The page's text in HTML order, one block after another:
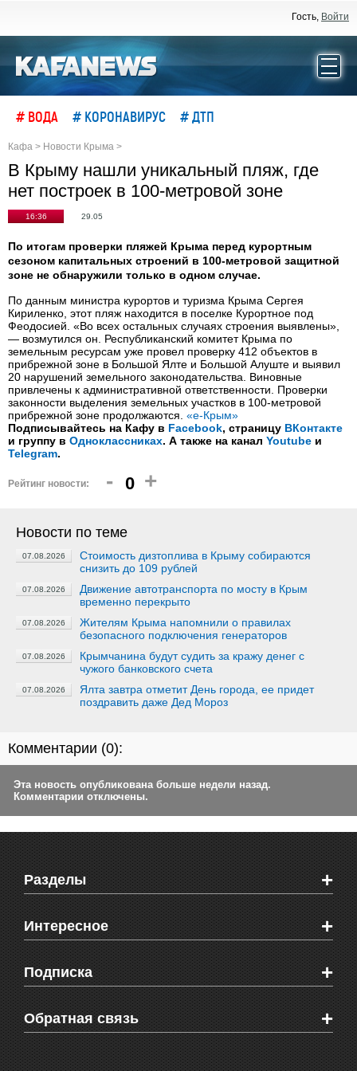
Гость, Войти
# ВОДА # КОРОНАВИРУС # ДТП
Кафа > Новости Крыма >
В Крыму нашли уникальный пляж, где
нет построек в 100-метровой зоне
16:36 29.05
По итогам проверки пляжей Крыма перед курортным
сезоном капитальных строений в 100-метровой защитной
зоне не обнаружили только в одном случае.
По данным министра курортов и туризма Крыма Сергея
Кириленко, этот пляж находится в поселке Курортное под
Феодосией. «Во всех остальных случаях строения выявлены»,
— возмутился он. Республиканский комитет Крыма по
земельным ресурсам уже провел проверку 412 объектов в
прибрежной зоне в Большой Ялте и Большой Алуште и выявил
20 нарушений земельного законодательства. Виновные
привлечены к административной ответственности. Проверки
законности выделения земельных участков в 100-метровой
прибрежной зоне продолжаются. «е-Крым»
Подписывайтесь на Кафу в Facebook, страницу ВКонтакте
и группу в Одноклассниках. А также на канал Youtube и
Telegram.
Рейтинг новости: - 0 +
Новости по теме
07.08.2026
Стоимость дизтоплива в Крыму собираются
снизить до 109 рублей
07.08.2026
Движение автотранспорта по мосту в Крым
временно перекрыто
07.08.2026
Жителям Крыма напомнили о правилах
безопасного подключения генераторов
07.08.2026
Крымчанина будут судить за кражу денег с
чужого банковского счета
07.08.2026
Ялта завтра отметит День города, ее придет
поздравить даже Дед Мороз
Комментарии (0):
Эта новость опубликована больше недели назад.
Комментарии отключены.
Разделы +
Новости Феодосии
Новости Крыма
Мировые новости
Объявления
Здоровье
СМС мнения читателей
Интересное +
Видео о Феодосии
Веб-камеры Феодосии
Блоги феодосийцев
Школы Феодосии
Подписка +
Печатная версия газеты "Кафа"
RSS
Обратная связь +
Рекламодателям